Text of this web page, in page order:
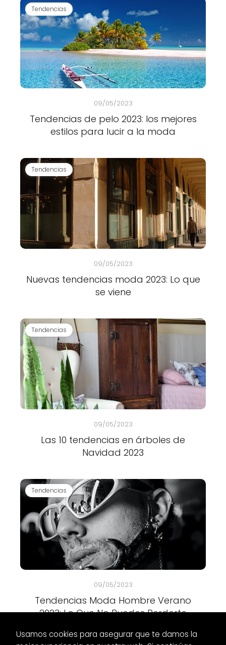
Tendencias
09/05/2023
Tendencias de pelo 2023: los mejores
estilos para lucir a la moda
Tendencias
09/05/2023
Nuevas tendencias moda 2023: Lo que
se viene
Tendencias
09/05/2023
Las 10 tendencias en árboles de
Navidad 2023
Tendencias
09/05/2023
Tendencias Moda Hombre Verano
2023: Lo Que No Puedes Perderte
Usamos cookies para asegurar que te damos la